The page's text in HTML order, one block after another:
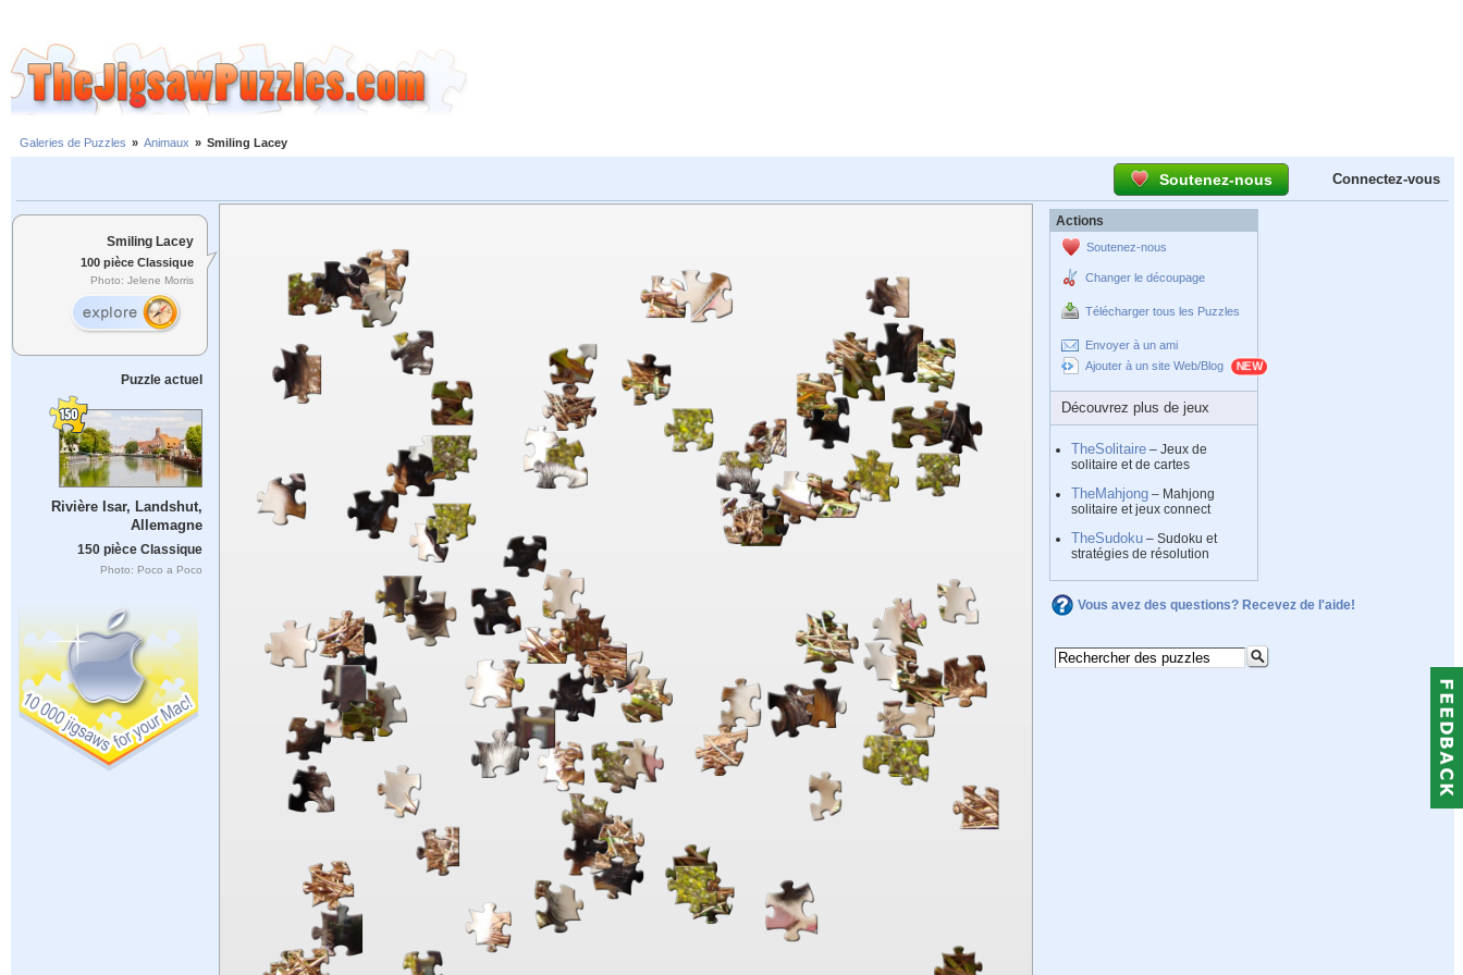
Galeries de Puzzles » Animaux » Smiling Lacey
Soutenez-nous Connectez-vous
Smiling Lacey
100 pièce Classique
Photo: Jelene Morris
Puzzle actuel
Rivière Isar, Landshut,
Allemagne
150 pièce Classique
Photo: Poco a Poco
Actions
Soutenez-nous
Changer le découpage
Télécharger tous les Puzzles
Envoyer à un ami
Ajouter à un site Web/Blog
Découvrez plus de jeux
TheSolitaire – Jeux de
solitaire et de cartes
TheMahjong – Mahjong
solitaire et jeux connect
TheSudoku – Sudoku et
stratégies de résolution
Vous avez des questions? Recevez de l'aide!